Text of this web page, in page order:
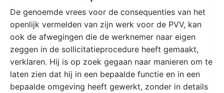
De genoemde vrees voor de consequenties van het
openlijk vermelden van zijn werk voor de PVV, kan
ook de afwegingen die de werknemer naar eigen
zeggen in de sollicitatieprocedure heeft gemaakt,
verklaren. Hij is op zoek gegaan naar manieren om te
laten zien dat hij in een bepaalde functie en in een
bepaalde omgeving heeft gewerkt, zonder in details